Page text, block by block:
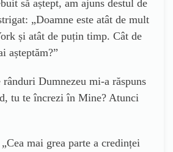
să aștept, am ajuns destul de
„Doamne este atât de mult
și atât de puțin timp. Cât de
așteptăm?”
Dumnezeu mi-a răspuns
tu te încrezi în Mine? Atunci
mai grea parte a credinței